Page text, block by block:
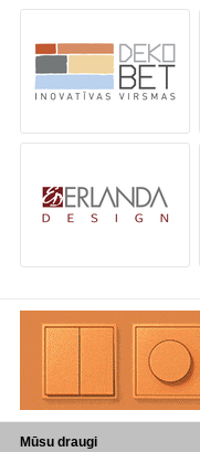
Mūsu draugi